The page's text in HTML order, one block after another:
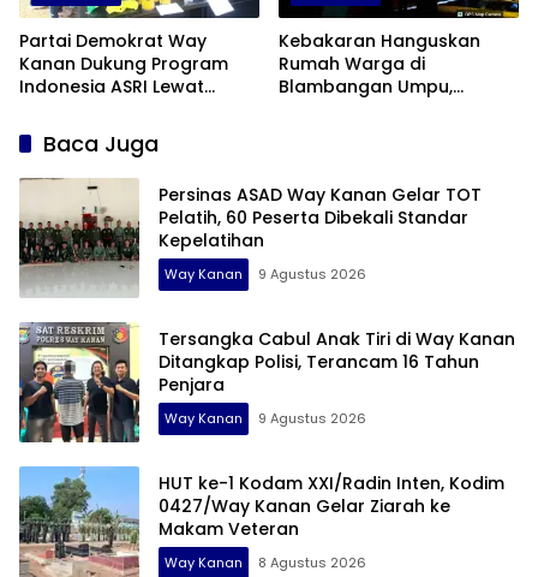
Partai Demokrat Way
Kanan Dukung Program
Indonesia ASRI Lewat
Kebakaran Hanguskan
Rumah Warga di
Blambangan Umpu,
Baca Juga
Persinas ASAD Way Kanan Gelar TOT
Pelatih, 60 Peserta Dibekali Standar
Kepelatihan
Way Kanan 9 Agustus 2026
Tersangka Cabul Anak Tiri di Way Kanan
Ditangkap Polisi, Terancam 16 Tahun
Penjara
Way Kanan 9 Agustus 2026
HUT ke-1 Kodam XXI/Radin Inten, Kodim
0427/Way Kanan Gelar Ziarah ke
Makam Veteran
Way Kanan 8 Agustus 2026